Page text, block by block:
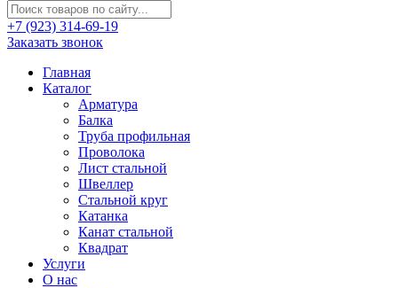
+7 (923) 314-69-19
Заказать звонок
Главная
Каталог
Арматура
Балка
Труба профильная
Проволока
Лист стальной
Швеллер
Стальной круг
Катанка
Канат стальной
Квадрат
Услуги
О нас